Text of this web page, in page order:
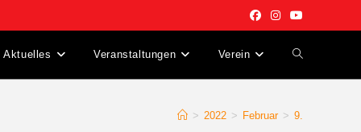
Aktuelles Veranstaltungen Verein Website-
> 2022 > Februar > 9.